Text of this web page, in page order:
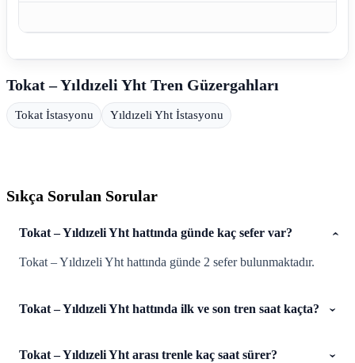
Tokat – Yıldızeli Yht Tren Güzergahları
Tokat İstasyonu Yıldızeli Yht İstasyonu
Sıkça Sorulan Sorular
Tokat – Yıldızeli Yht hattında günde kaç sefer var?
Tokat – Yıldızeli Yht hattında günde 2 sefer bulunmaktadır.
Tokat – Yıldızeli Yht hattında ilk ve son tren saat kaçta?
Tokat – Yıldızeli Yht arası trenle kaç saat sürer?